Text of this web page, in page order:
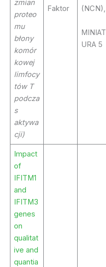
zmian
proteo
mu
błony
komór
kowej
limfocy
tów T
podcza
s
aktywa
cji)
Faktor
(NCN),
MINIAT
URA 5
Impact
of
IFITM1
and
IFITM3
genes
on
qualitat
ive and
quantia